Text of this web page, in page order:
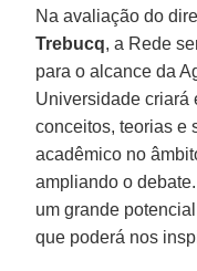
Na avaliação do
Trebucq, a Rede
para o alcance da
Universidade criará
conceitos, teorias e
acadêmico no
ampliando o
um grande
que poderá nos